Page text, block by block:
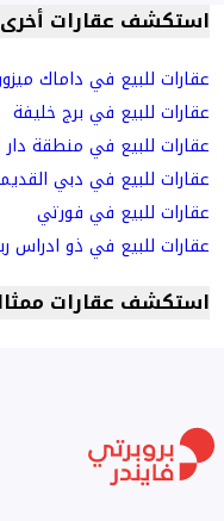
استكشف عقارات أخرى
عقارات للبيع في داماك
عقارات للبيع في برج خليفة
عقارات للبيع في منطقة دار
عقارات للبيع في دبي
عقارات للبيع في فورتي
عقارات للبيع في ذو ادراس
استكشف عقارات